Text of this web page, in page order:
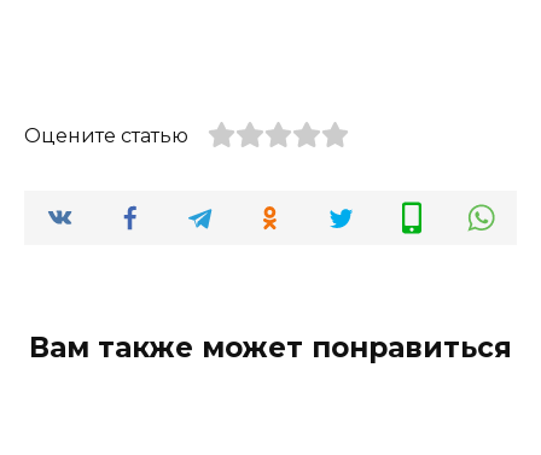
Оцените статью
Вам также может понравиться